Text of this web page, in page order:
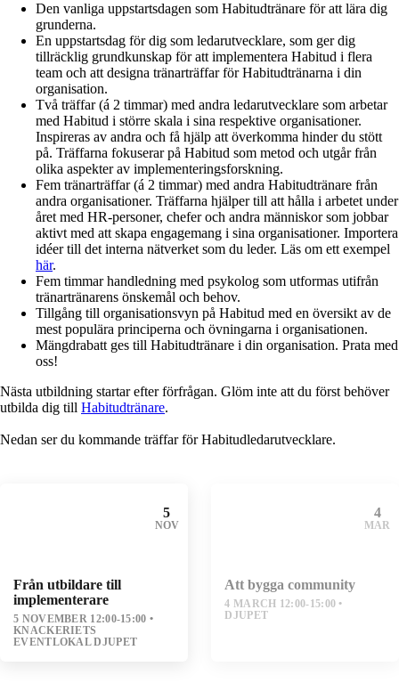
Den vanliga uppstartsdagen som Habitudtränare för att lära dig
grunderna.
En uppstartsdag för dig som ledarutvecklare, som ger dig
tillräcklig grundkunskap för att implementera Habitud i flera
team och att designa tränarträffar för Habitudtränarna i din
organisation.
Två träffar (á 2 timmar) med andra ledarutvecklare som arbetar
med Habitud i större skala i sina respektive organisationer.
Inspireras av andra och få hjälp att överkomma hinder du stött
på. Träffarna fokuserar på Habitud som metod och utgår från
olika aspekter av implementeringsforskning.
Fem tränarträffar (á 2 timmar) med andra Habitudtränare från
andra organisationer. Träffarna hjälper till att hålla i arbetet under
året med HR-personer, chefer och andra människor som jobbar
aktivt med att skapa engagemang i sina organisationer. Importera
idéer till det interna nätverket som du leder. Läs om ett exempel
här.
Fem timmar handledning med psykolog som utformas utifrån
tränartränarens önskemål och behov.
Tillgång till organisationsvyn på Habitud med en översikt av de
mest populära principerna och övningarna i organisationen.
Mängdrabatt ges till Habitudtränare i din organisation. Prata med
oss!
Nästa utbildning startar efter förfrågan. Glöm inte att du först behöver
utbilda dig till Habitudtränare.
Nedan ser du kommande träffar för Habitudledarutvecklare.
5
NOV
Från utbildare till
implementerare
5 NOVEMBER 12:00-15:00
KNACKERIETS
EVENTLOKAL DJUPET
4
MAR
Att bygga community
4 MARCH 12:00-15:00
DJUPET